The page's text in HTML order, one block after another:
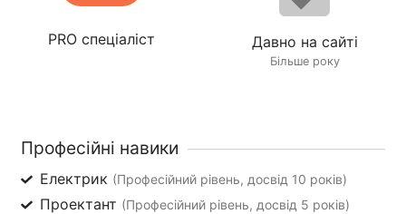
PRO спеціаліст Давно на сайті
Більше року
Професійні навики
Електрик (Професійний рівень, досвід 10 років)
Проектант (Професійний рівень, досвід 5 років)